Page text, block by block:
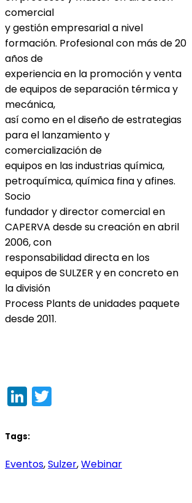
comercial
y gestión empresarial a nivel
formación. Profesional con más de 20
años de
experiencia en la promoción y venta
de equipos de separación térmica y
mecánica,
así como en el diseño de estrategias
para el lanzamiento y
comercialización de
equipos en las industrias química,
petroquímica, química fina y afines.
Socio
fundador y director comercial en
CAPERVA desde su creación en abril
2006, con
responsabilidad directa en los
equipos de SULZER y en concreto en
la división
Process Plants de unidades paquete
desde 2011.
LinkedIn
Tags:
Eventos,Sulzer,Webinar